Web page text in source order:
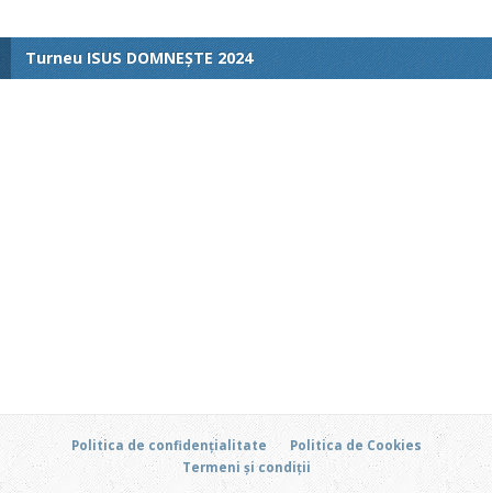
Turneu ISUS DOMNEȘTE 2024
Politica de confidențialitate
Politica de Cookies
Termeni și condiții